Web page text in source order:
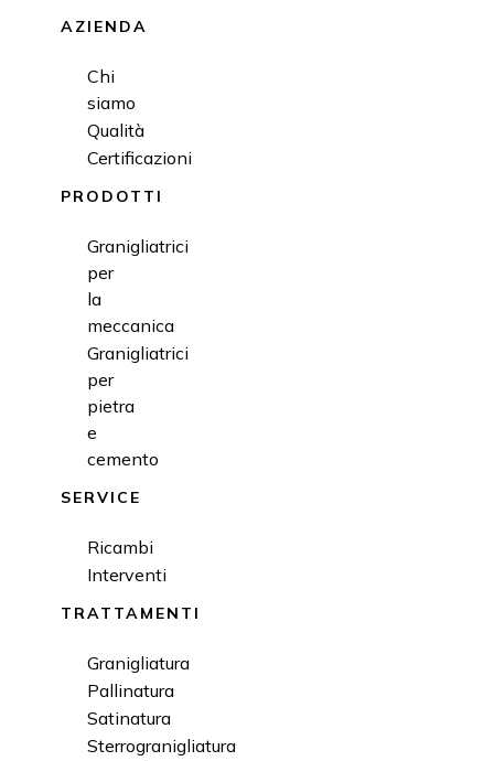
AZIENDA
Chi
siamo
Qualità
Certificazioni
PRODOTTI
Granigliatrici
per
la
meccanica
Granigliatrici
per
pietra
e
cemento
SERVICE
Ricambi
Interventi
TRATTAMENTI
Granigliatura
Pallinatura
Satinatura
Sterrogranigliatura